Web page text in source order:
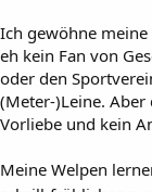
Ich gewöhne meine
eh kein Fan von
oder den
(Meter-)Leine.
Vorliebe und kein
Meine Welpen